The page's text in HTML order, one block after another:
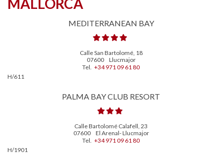
MEDITERRANEAN BAY
Calle San Bartolomé, 18
07600
Llucmajor
Tel. +34 971 09 61 80
H/611
PALMA BAY CLUB RESORT
Calle Bartolomé Calafell, 23
07600
El Arenal- Llucmajor
Tel. +34 971 09 61 80
H/1901